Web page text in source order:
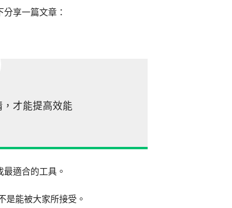
享一篇文章：
才能提高效能
適合的工具。
是能被大家所接受。